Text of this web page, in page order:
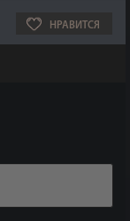
НРАВИТСЯ